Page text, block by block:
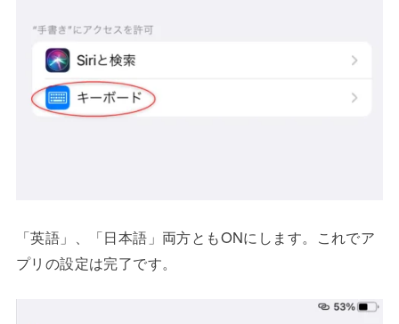
「英語」、「日本語」両方ともONにします。これでア
プリの設定は完了です。